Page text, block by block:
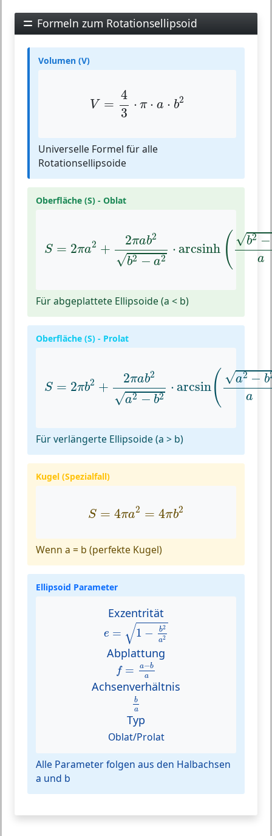
Formeln zum Rotationsellipsoid
Volumen (V)
V =
4
3
⋅ π ⋅ a ⋅ b2
43
Universelle Formel für alle
Rotationsellipsoide
Oberfläche (S) - Oblat
S = 2πa2 +
2πab2
√b2 − a2
⋅ arcsinh ( √b2 −
a
b2 arcsinh b2−a
Für abgeplattete Ellipsoide (a < b)
Oberfläche (S) - Prolat
S = 2πb2 +
2πab2
√a2 − b2
⋅ arcsin( √a2 − b
a
a2 arcsin a2−b2
Für verlängerte Ellipsoide (a > b)
Kugel (Spezialfall)
S = 4πa2 = 4πb2
S π 2= πb 2
Wenn a = b (perfekte Kugel)
Ellipsoid Parameter
Exzentrität
e = √1 − b2
a2
e=1−b2a2
Abplattung
f = a−b
a
f=a−ba
Achsenverhältnis
b
a
b
Typ
Oblat/Prolat
Alle Parameter folgen aus den Halbachsen
a und b